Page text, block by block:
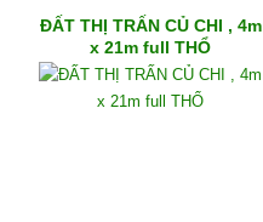
ĐẤT THỊ TRẤN CỦ CHI , 4m
x 21m full THỔ